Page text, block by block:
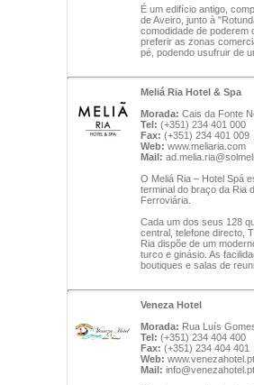
É um edifício antigo,
de Aveiro, junto à
comodidade de poderem
preferir as zonas
pé, podendo usufruir de
Meliá Ria Hotel & Spa
Morada: Cais da Fonte
Tel: (+351) 234 401 000
Fax: (+351) 234 401 009
Web: www.meliaria.com
Mail:
O Meliá Ria – Hotel Spá
terminal do braço da Ria
Ferroviária.
Cada um dos seus 128
central, telefone directo,
Ria dispõe de um
turco e ginásio. As
boutiques e salas de
Veneza Hotel
Morada: Rua Luís
Tel: (+351) 234 404 400
Fax: (+351) 234 404 401
Web: www.venezahotel.pt
Mail: info@venezahotel.pt